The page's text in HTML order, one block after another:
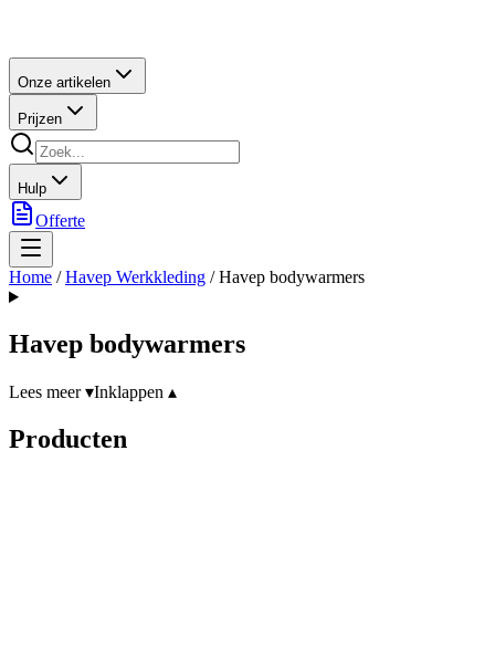
Onze artikelen
Prijzen
Hulp
Offerte
Home /Havep Werkkleding /Havep bodywarmers
Havep bodywarmers
Lees meer ▾Inklappen ▴
Producten